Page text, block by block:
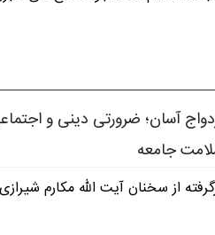
آسان؛ ضرورتی دینی و
جامعه
از سخنان آیت الله مکارم شیرازی